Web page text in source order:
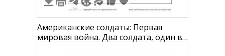
Американские солдаты: Первая
мировая война. Два солдата, один в